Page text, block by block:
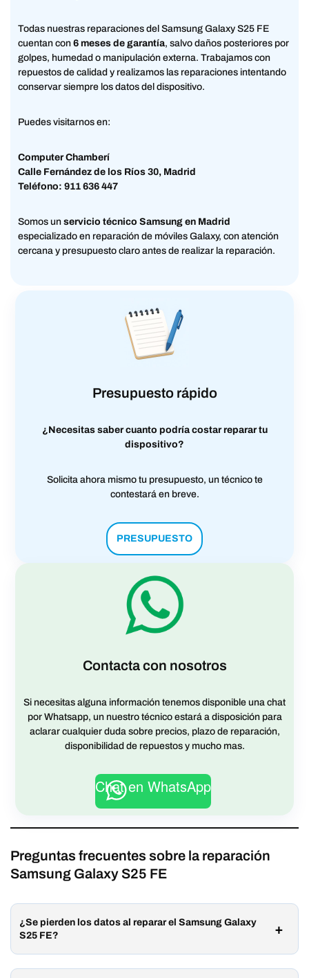
Todas nuestras reparaciones del Samsung Galaxy S25 FE
cuentan con 6 meses de garantía, salvo daños posteriores por
golpes, humedad o manipulación externa. Trabajamos con
repuestos de calidad y realizamos las reparaciones intentando
conservar siempre los datos del dispositivo.
Puedes visitarnos en:
Computer Chamberí
Calle Fernández de los Ríos 30, Madrid
Teléfono: 911 636 447
Somos un servicio técnico Samsung en Madrid
especializado en reparación de móviles Galaxy, con atención
cercana y presupuesto claro antes de realizar la reparación.
Presupuesto rápido
¿Necesitas saber cuanto podría costar reparar tu
dispositivo?
Solicita ahora mismo tu presupuesto, un técnico te
contestará en breve.
PRESUPUESTO
Contacta con nosotros
Si necesitas alguna información tenemos disponible una chat
por Whatsapp, un nuestro técnico estará a disposición para
aclarar cualquier duda sobre precios, plazo de reparación,
disponibilidad de repuestos y mucho mas.
Chat en WhatsApp
Preguntas frecuentes sobre la reparación
Samsung Galaxy S25 FE
¿Se pierden los datos al reparar el Samsung Galaxy
S25 FE?